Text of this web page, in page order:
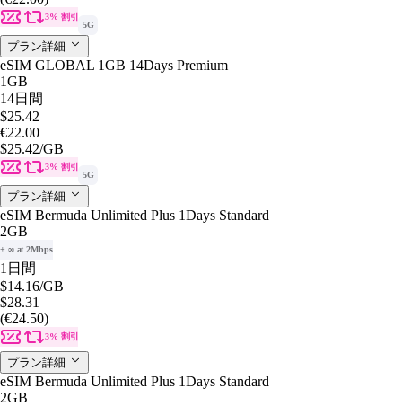
3% 割引
5G
プラン詳細
eSIM GLOBAL 1GB 14Days Premium
1GB
14日間
$25.42
€22.00
$25.42/GB
3% 割引
5G
プラン詳細
eSIM Bermuda Unlimited Plus 1Days Standard
2GB
+ ∞ at 2Mbps
1日間
$14.16/GB
$28.31
(€24.50)
3% 割引
プラン詳細
eSIM Bermuda Unlimited Plus 1Days Standard
2GB